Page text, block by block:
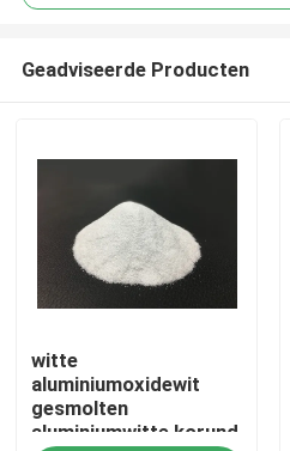
Thuis
Producten
Over ons
Geadviseerde Producten
witte
aluminiumoxidewit
gesmolten
aluminiumwitte korund